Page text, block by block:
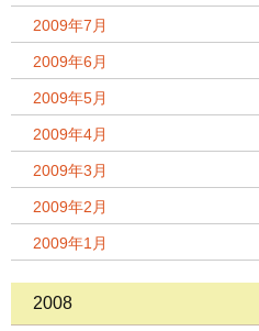
2009年7月
2009年6月
2009年5月
2009年4月
2009年3月
2009年2月
2009年1月
2008